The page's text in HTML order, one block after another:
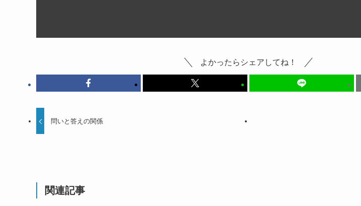
よかったらシェアしてね！
問いと答えの関係
関連記事